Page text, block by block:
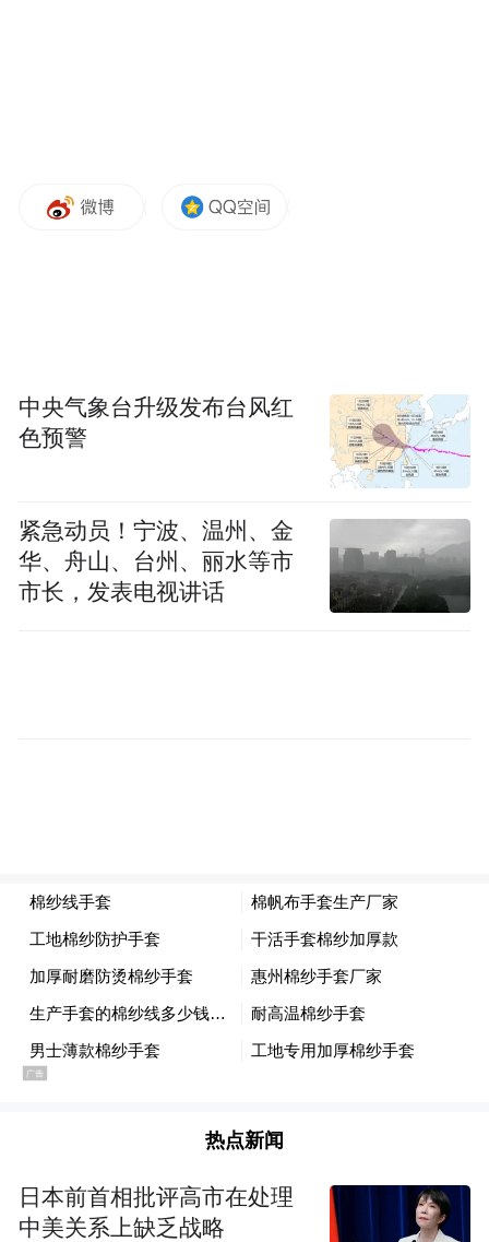
鲁工业大学（山东省科学院）联合研制的专
中央气象台升级发布台风红
色预警
紧急动员！宁波、温州、金
华、舟山、台州、丽水等市
市长，发表电视讲话
热点新闻
日本前首相批评高市在处理
中美关系上缺乏战略